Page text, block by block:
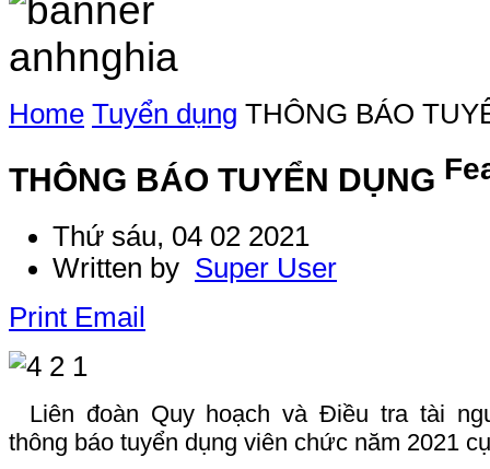
Home Tuyển dụng THÔNG BÁO
THÔNG BÁO TUYỂN DỤNG
Thứ sáu, 04 02 2021
Written by Super User
Print Email
Liên đoàn Quy hoạch và Điều tra tài
thông báo tuyển dụng viên chức năm 2021